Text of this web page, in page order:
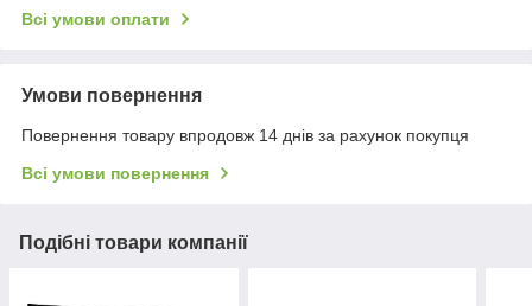
Всі умови оплати
Умови повернення
Повернення товару впродовж 14 днів за рахунок покупця
Всі умови повернення
Подібні товари компанії